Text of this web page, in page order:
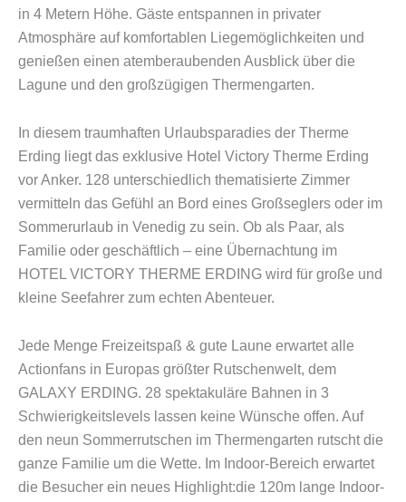
in 4 Metern Höhe. Gäste entspannen in privater
Atmosphäre auf komfortablen Liegemöglichkeiten und
genießen einen atemberaubenden Ausblick über die
Lagune und den großzügigen Thermengarten.
In diesem traumhaften Urlaubsparadies der Therme
Erding liegt das exklusive Hotel Victory Therme Erding
vor Anker. 128 unterschiedlich thematisierte Zimmer
vermitteln das Gefühl an Bord eines Großseglers oder im
Sommerurlaub in Venedig zu sein. Ob als Paar, als
Familie oder geschäftlich – eine Übernachtung im
HOTEL VICTORY THERME ERDING wird für große und
kleine Seefahrer zum echten Abenteuer.
Jede Menge Freizeitspaß & gute Laune erwartet alle
Actionfans in Europas größter Rutschenwelt, dem
GALAXY ERDING. 28 spektakuläre Bahnen in 3
Schwierigkeitslevels lassen keine Wünsche offen. Auf
den neun Sommerrutschen im Thermengarten rutscht die
ganze Familie um die Wette. Im Indoor-Bereich erwartet
die Besucher ein neues Highlight:die 120m lange Indoor-